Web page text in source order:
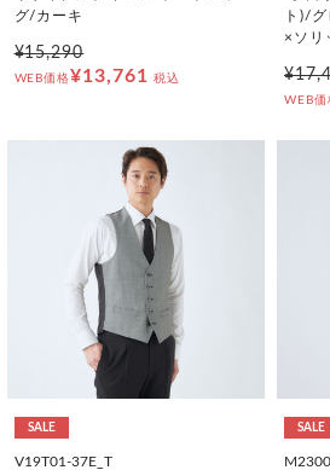
グ/カーキ
¥15,290
WEB価格¥13,761 税込
ト)/
×ソリ
WEB価
SALE
V19T01-37E_T
SALE